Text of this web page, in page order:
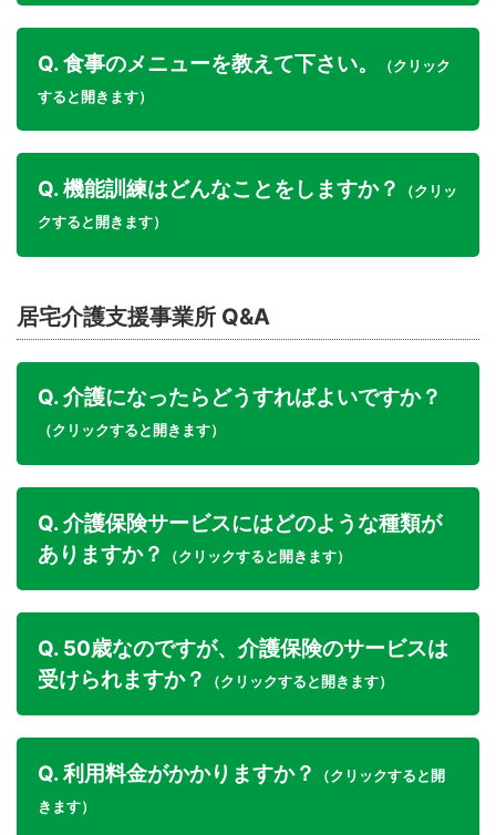
Q. 食事のメニューを教えて下さい。
（クリック
すると開きます）
Q. 機能訓練はどんなことをしますか？
（クリッ
クすると開きます）
居宅介護支援事業所 Q&A
Q. 介護になったらどうすればよいですか？
（クリックすると開きます）
Q. 介護保険サービスにはどのような種類が
ありますか？
（クリックすると開きます）
Q. 50歳なのですが、介護保険のサービスは
受けられますか？
（クリックすると開きます）
Q. 利用料金がかかりますか？
（クリックすると開
きます）